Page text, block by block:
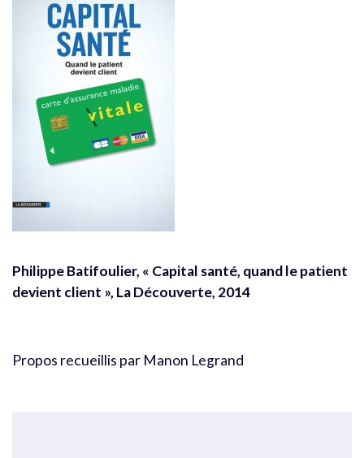
Philippe Batifoulier, « Capital santé, quand le patient
devient client », La Découverte, 2014
Propos recueillis par Manon Legrand